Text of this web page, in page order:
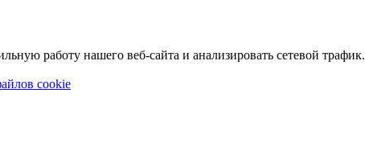
работу нашего веб-сайта и анализировать сетевой трафик.
cookie